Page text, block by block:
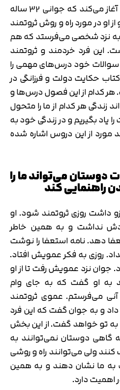
فیشر این کتاب را این‌گونه آغاز می‌کند که جوانی 32 ساله
او در مورد راه و روش ثروتمند
نزد شخصی می‌فرستد که هم
این فرد خردمند و ثروتمند
خود درس‌های مهمی را
حکایت دولت و فرزانگی در
کدام از این فصول درس‌ها و
زندگی هر کدام از ما را متحول
یاد بگیریم و در زندگی خود به
مورد از این دروس اشاره شده
دوستان می‌تواند ما را
راهنمایی کند
که آرزو داشت روزی ثروتمند شود. او
نداشت و به همین خاطر
دهد. نامه استعفا را نوشت
روزی به فکر عمویش افتاد.
جوان نزد عمویش رفت تا از او
به او گفت که به جای وام
آنی می‌فرستم. عموی ثروتمند
داد و به جوان گفت که این فرد
به تو خواهد گفت. از این بخش
گاهی دوستان نمی‌توانند به
ولی می‌توانند راه و روشی
به ما نشان دهند و به همین
اهمیت دارد.